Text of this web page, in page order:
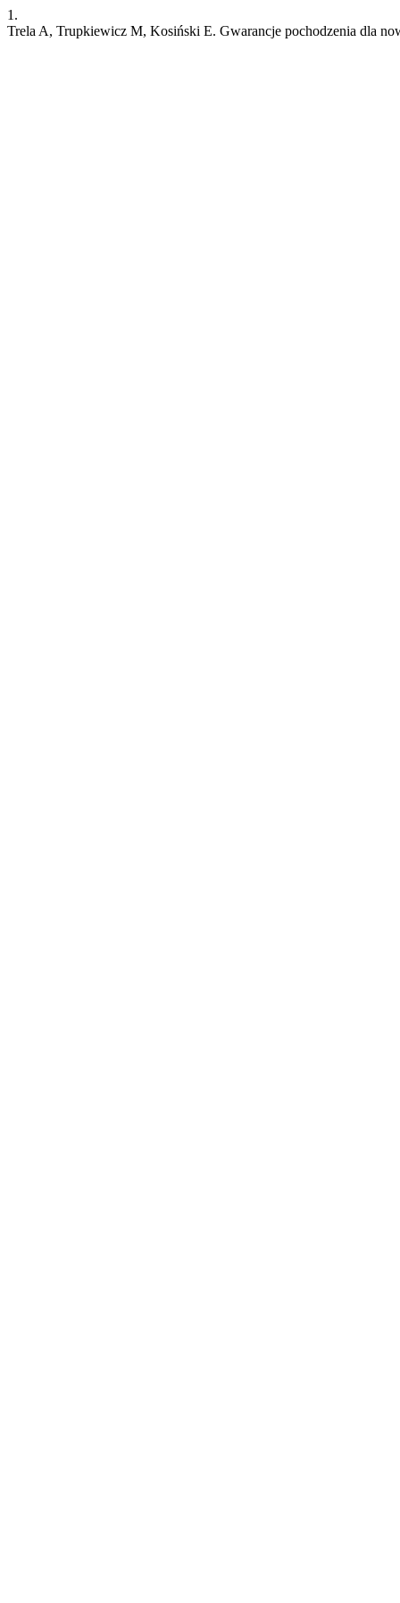
1.
Trela A, Trupkiewicz M, Kosiński E. Gwarancje pochodzenia dla